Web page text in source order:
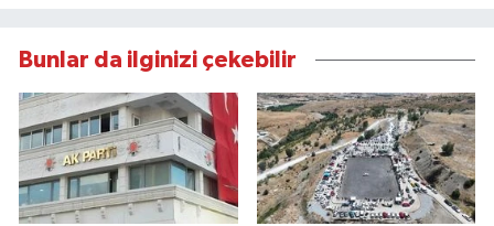
Bunlar da ilginizi çekebilir